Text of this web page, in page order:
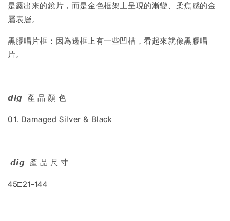
是露出來的鏡片，而是金色框架上呈現的漸變、柔焦感的金
屬表層。
黑膠唱片框：因為邊框上有一些凹槽，看起來就像黑膠唱
片。
𝙙𝙞𝙜 產 品 顏 色
01. Damaged Silver & Black
𝙙𝙞𝙜 產 品 尺 寸
45□21-144